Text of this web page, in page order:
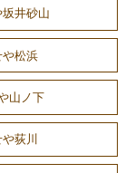
井砂山
松浜
山ノ下
荻川